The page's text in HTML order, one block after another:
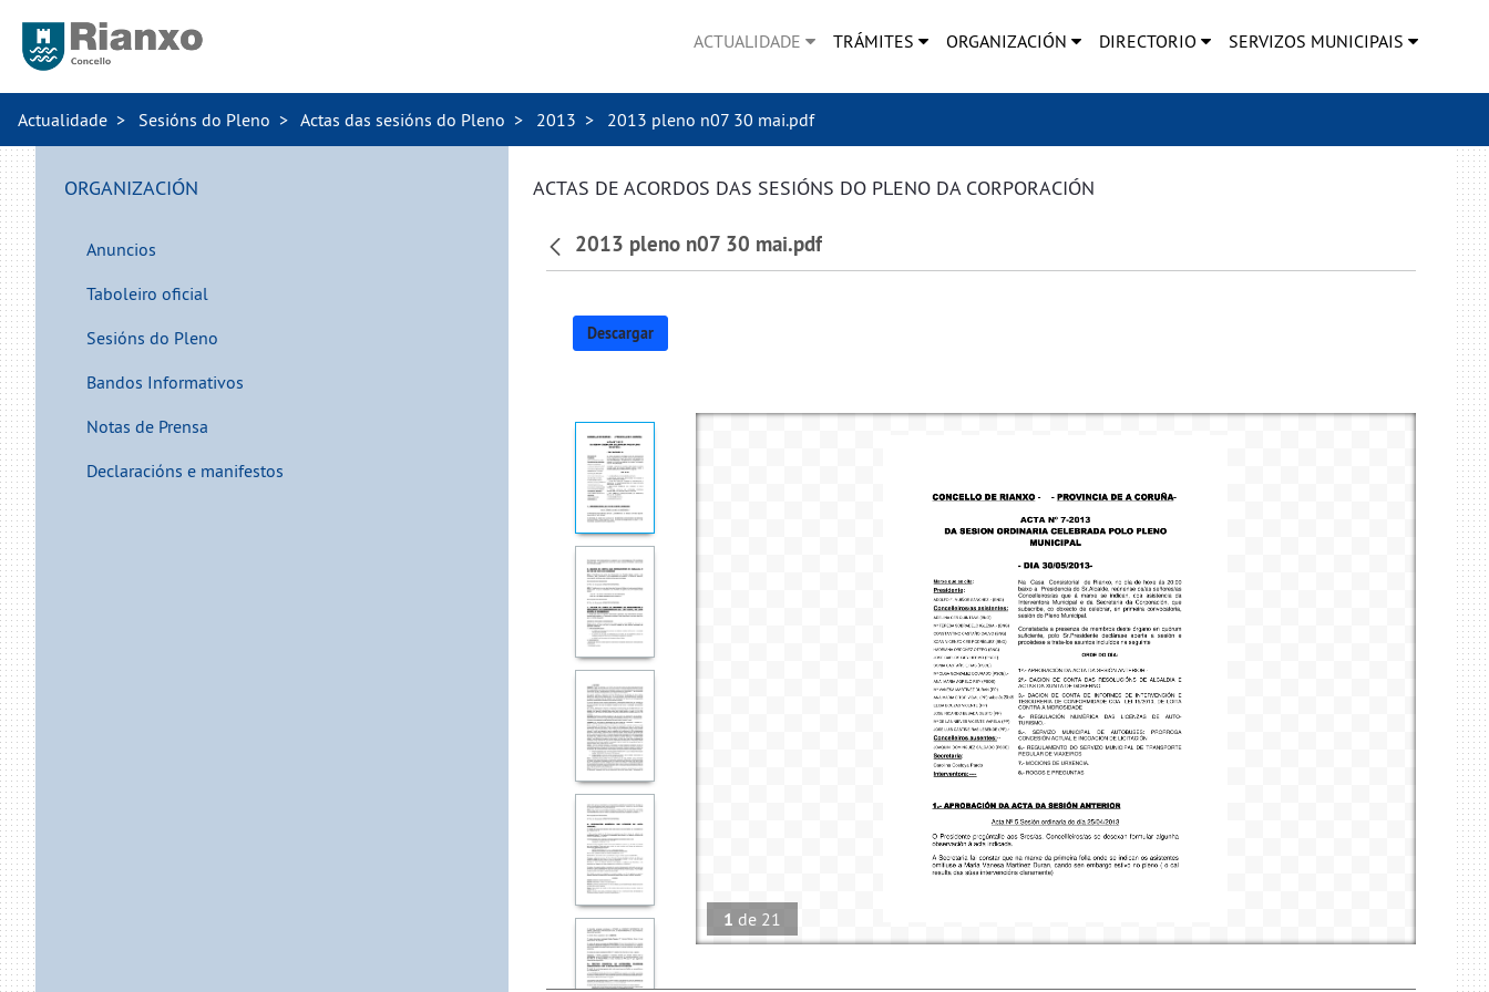
ACTUALIDADE TRÁMITES ORGANIZACIÓN DIRECTORIO SERVIZOS MUNICIPAIS
Actualidade Sesións do Pleno Actas das sesións do Pleno 2013 2013 pleno n07 30 mai.pdf
ORGANIZACIÓN
Anuncios
Taboleiro oficial
Sesións do Pleno
Bandos Informativos
Notas de Prensa
Declaracións e manifestos
ACTAS DE ACORDOS DAS SESIÓNS DO PLENO DA CORPORACIÓN
2013 pleno n07 30 mai.pdf
Descargar
1 de 21